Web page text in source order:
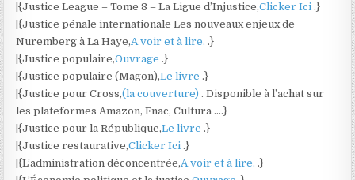
|{Justice League – Tome 8 – La Ligue d’Injustice,Clicker Ici.}
|{Justice pénale internationale Les nouveaux enjeux de
Nuremberg à La Haye,A voir et à lire..}
|{Justice populaire,Ouvrage.}
|{Justice populaire (Magon),Le livre.}
|{Justice pour Cross,(la couverture). Disponible à l’achat sur
les plateformes Amazon, Fnac, Cultura ….}
|{Justice pour la République,Le livre.}
|{Justice restaurative,Clicker Ici.}
|{L’administration déconcentrée,A voir et à lire..}